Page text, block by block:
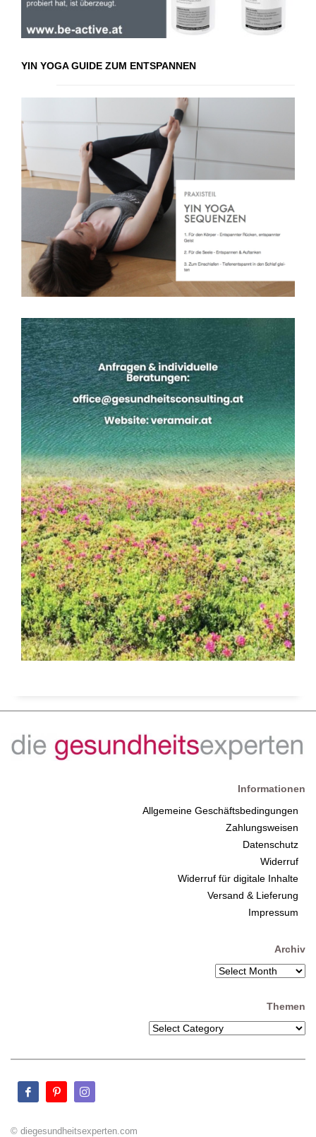
YIN YOGA GUIDE ZUM ENTSPANNEN
Informationen
Allgemeine Geschäftsbedingungen
Zahlungsweisen
Datenschutz
Widerruf
Widerruf für digitale Inhalte
Versand & Lieferung
Impressum
Archiv
Themen
© diegesundheitsexperten.com